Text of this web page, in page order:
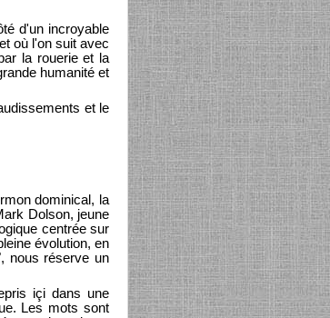
d'un incroyable
où l'on suit avec
la rouerie et la
humanité et
et le
dominical, la
Dolson, jeune
centrée sur
évolution, en
nous réserve un
içi dans une
Les mots sont